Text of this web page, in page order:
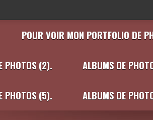
POUR VOIR MON PORTFOLIO DE
PHOTOS (2). ALBUMS DE
PHOTOS (5). ALBUMS DE